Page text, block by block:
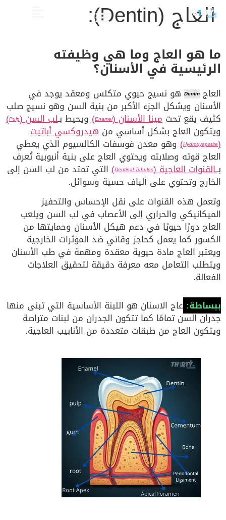
العاج (Dentin):
ما هو العاج وما هي وظيفته
الرئيسية في الأسنان؟
العاج Dentin هو نسيج حيوي متكلس ومعقد يوجد في
الأسنان ويشكل الجزء الأكبر من بنية السن وهو نسيج صلب
كثيف يقع تحت مينا الأسنان (Enamel
) ويحيط بـلب السن (Pulp
)
ويتكون العاج بشكل أساسي من هيدروكسي أباتيت
(
Hydroxyapatite
) وهو معدن فوسفات الكالسيوم الذي يعطي
العاج قوته وصلابته ويحتوي العاج على بنية أنبوبية تُعرف
بــالقنوات العاجية (Dentinal Tubules
) التي تمتد من لب السن إلى
الخارج وتحتوي على ألياف حسية وسوائل.
وتعمل هذه القنوات على نقل الإحساس والتحفيز
الميكانيكي والحراري إلى الأعصاب في لب السن ويلعب
العاج دورًا حيويًا في دعم هيكل الأسنان وحمايتها من
الكسور كما يعمل كحاجز وقائي ضد المؤثرات الخارجية
ويعتبر العاج مادة حيوية معقدة ومهمة في طب الأسنان
ويتطلب التعامل معه معرفة دقيقة لتحقيق العلاجات
الفعالة.
ببساطة: عاج الاسنان هو اللبنة الأساسية التي تبنى منها
جدران السن تمامًا كما تتكون الجدران من لبنات متراصة
ويتكون العاج من طبقات متعددة من الأنابيب العاجية.